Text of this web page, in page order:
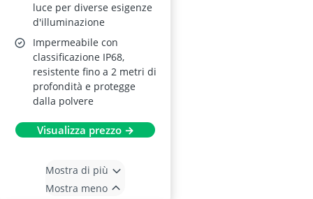
luce per diverse esigenze
d'illuminazione
Impermeabile con
classificazione IP68,
resistente fino a 2 metri di
profondità e protegge
dalla polvere
Visualizza prezzo →
Mostra di più
Mostra meno